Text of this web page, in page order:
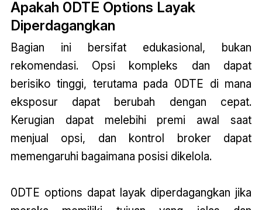
Apakah 0DTE Options Layak
Diperdagangkan
Bagian ini bersifat edukasional, bukan
rekomendasi. Opsi kompleks dan dapat
berisiko tinggi, terutama pada 0DTE di mana
eksposur dapat berubah dengan cepat.
Kerugian dapat melebihi premi awal saat
menjual opsi, dan kontrol broker dapat
memengaruhi bagaimana posisi dikelola.
0DTE options dapat layak diperdagangkan jika